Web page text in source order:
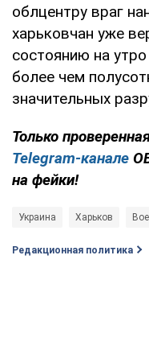
облцентру враг
харьковчан уже
состоянию на
более чем
значительных
Только
Telegram-канале
на фейки!
Украина Харьков
Редакционная политика